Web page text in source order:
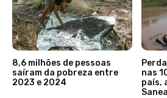
8,6 milhões de pessoas
saíram da pobreza entre
2023 e 2024
nas
país,